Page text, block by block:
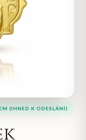
(IHNED K ODESLÁNÍ)